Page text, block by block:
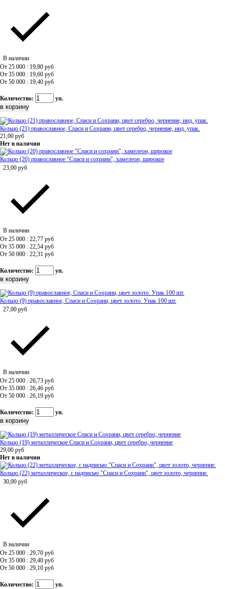
В наличии
От 25 000 : 19,80 руб
От 35 000 : 19,60 руб
От 50 000 : 19,40 руб
Количество: уп.
Кольцо (21) православное, Спаси и Сохрани, цвет серебро, чернение, инд. упак.
21,00 руб
Нет в наличии
Кольцо (20) православное "Спаси и сохрани", хамелеон, широкое
23,00 руб
В наличии
От 25 000 : 22,77 руб
От 35 000 : 22,54 руб
От 50 000 : 22,31 руб
Количество: уп.
Кольцо (9) православное, Спаси и Сохрани, цвет золото. Упак 100 шт.
27,00 руб
В наличии
От 25 000 : 26,73 руб
От 35 000 : 26,46 руб
От 50 000 : 26,19 руб
Количество: уп.
Кольцо (19) металлическое Спаси и Сохрани, цвет серебро, чернение
29,00 руб
Нет в наличии
Кольцо (22) металлическое, с надписью "Спаси и Сохрани", цвет золото, чернение.
30,00 руб
В наличии
От 25 000 : 29,70 руб
От 35 000 : 29,40 руб
От 50 000 : 29,10 руб
Количество: уп.